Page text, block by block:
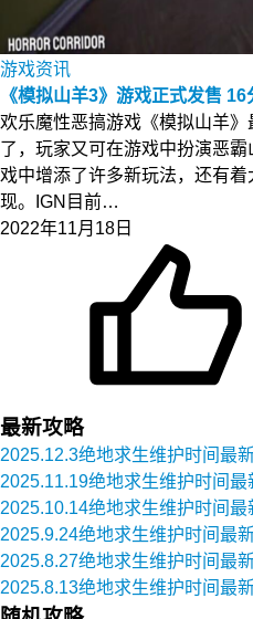
游戏资讯
《模拟山羊3》游戏正式发售
欢乐魔性恶搞游戏《模拟山羊
了，玩家又可在游戏中扮演恶
戏中增添了许多新玩法，还有
现。IGN目前…
2022年11月18日
最新攻略
2025.12.3绝地求生维护时间最
2025.11.19绝地求生维护时间
2025.10.14绝地求生维护时间
2025.9.24绝地求生维护时间最
2025.8.27绝地求生维护时间最
2025.8.13绝地求生维护时间最